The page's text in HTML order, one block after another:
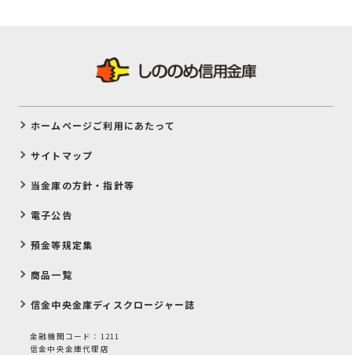
ホームページご利用にあたって
サイトマップ
当金庫の方針・指針等
電子公告
預金等規定集
商品一覧
信金中央金庫ディスクロージャー誌
金融機関コード：1211
信金中央金庫代理店